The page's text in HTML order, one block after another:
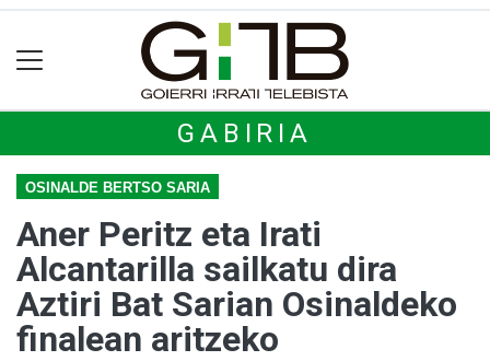
GABIRIA
OSINALDE BERTSO SARIA
Aner Peritz eta Irati
Alcantarilla sailkatu dira
Aztiri Bat Sarian Osinaldeko
finalean aritzeko